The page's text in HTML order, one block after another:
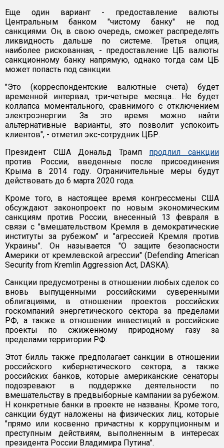
Еще один вариант - предоставление валюты
Центральным банком "чистому банку" не под
санкциями. Он, в свою очередь, сможет распределять
ликвидность дальше по системе. Третья опция,
наиболее рискованная, - предоставление ЦБ валюты
санкционному банку напрямую, однако тогда сам ЦБ
может попасть под санкции.
"Это (корреспондентские валютные счета) будет
временной интервал, три-четыре месяца... Не будет
коллапса моментального, сравнимого с отключением
электроэнергии. За это время можно найти
альтернативные варианты, это позволит успокоить
клиентов", - отметил экс-сотрудник ЦБР.
Президент США Дональд Трамп продлил санкции
против России, введенные после присоединения
Крыма в 2014 году. Ограничительные меры будут
действовать до 6 марта 2020 года.
Кроме того, в настоящее время конгрессмены США
обсуждают законопроект по новым экономическим
санкциям против России, внесенный 13 февраля в
связи с "вмешательством Кремля в демократические
институты за рубежом" и "агрессией Кремля против
Украины". Он называется "О защите безопасности
Америки от кремлевской агрессии" (Defending American
Security from Kremlin Aggression Act, DASKA).
Санкции предусмотрены в отношении любых сделок со
вновь выпущенными российскими суверенными
облигациями, в отношении проектов российских
госкомпаний энергетического сектора за пределами
РФ, а также в отношении инвестиций в российские
проекты по сжиженному природному газу за
пределами территории РФ.
Этот билль также предполагает санкции в отношении
российского кибернетического сектора, а также
российских банков, которые американские сенаторы
подозревают в поддержке деятельности по
вмешательству в предвыборные кампании за рубежом.
Н конкретные банки в проекте не названы. Кроме того,
санкции будут наложены на физических лиц, которые
"прямо или косвенно причастны к коррупционным и
преступным действиям, выполненным в интересах
президента России Владимира Путина".